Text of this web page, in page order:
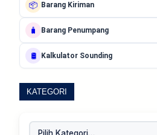
📦 Barang Kiriman
🧳 Barang Penumpang
🛢️ Kalkulator Sounding
KATEGORI